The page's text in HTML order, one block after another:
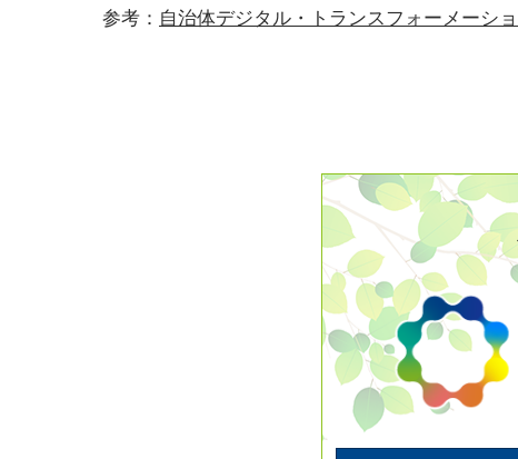
参考： 自治体デジタル・トランスフォーメーシ